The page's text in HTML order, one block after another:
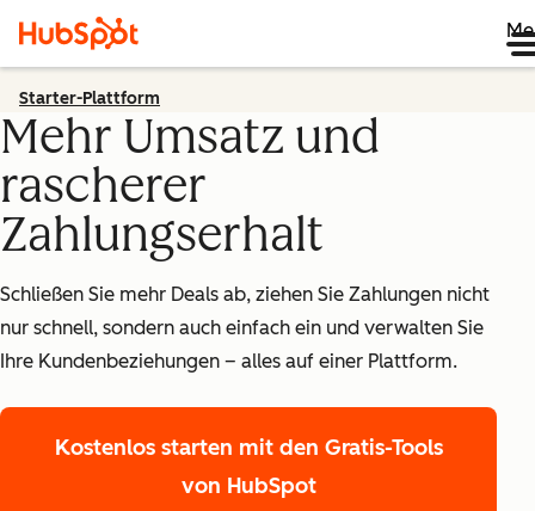
Starter-Plattform
Mehr Umsatz und
rascherer
Zahlungserhalt
Schließen Sie mehr Deals ab, ziehen Sie Zahlungen nicht
nur schnell, sondern auch einfach ein und verwalten Sie
Ihre Kundenbeziehungen – alles auf einer Plattform.
Kostenlos starten mit den Gratis-Tools
von HubSpot